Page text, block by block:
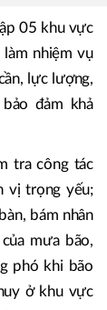
05 khu vực
nhiệm vụ
lực lượng,
đảm khả
tra công tác
vị trọng yếu;
bám nhân
mưa bão,
phó khi bão
ở khu vực